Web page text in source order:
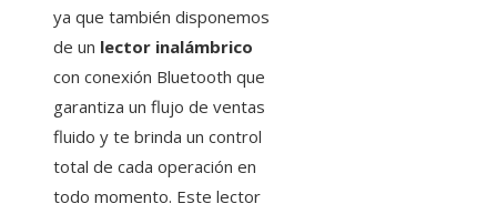
ya que también disponemos
de un lector inalámbrico
con conexión Bluetooth que
garantiza un flujo de ventas
fluido y te brinda un control
total de cada operación en
todo momento. Este lector